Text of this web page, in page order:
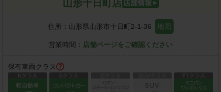
山形十日町店
住所： 山形県山形市十日町2-1-36 地図
営業時間： 店舗ページをご確認ください
保有車両クラス